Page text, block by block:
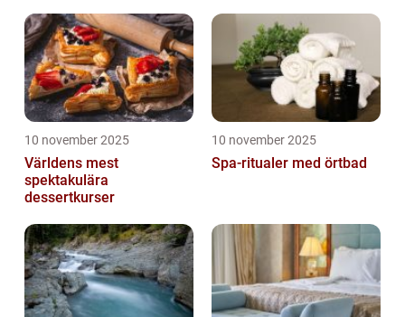
10 november 2025
Världens mest
spektakulära
dessertkurser
10 november 2025
Spa-ritualer med örtbad